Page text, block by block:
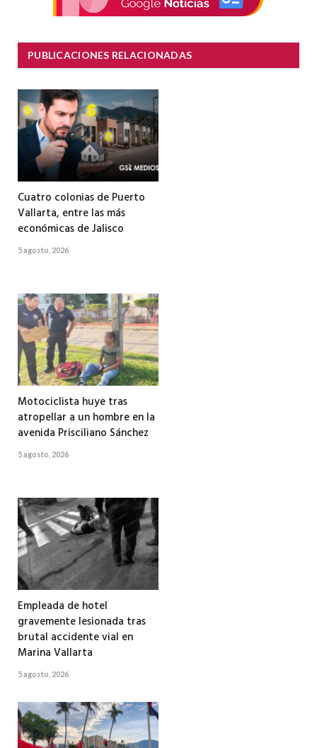
PUBLICACIONES RELACIONADAS
Cuatro colonias de Puerto
Vallarta, entre las más
económicas de Jalisco
5 agosto, 2026
Motociclista huye tras
atropellar a un hombre en la
avenida Prisciliano Sánchez
5 agosto, 2026
Empleada de hotel
gravemente lesionada tras
brutal accidente vial en
Marina Vallarta
5 agosto, 2026